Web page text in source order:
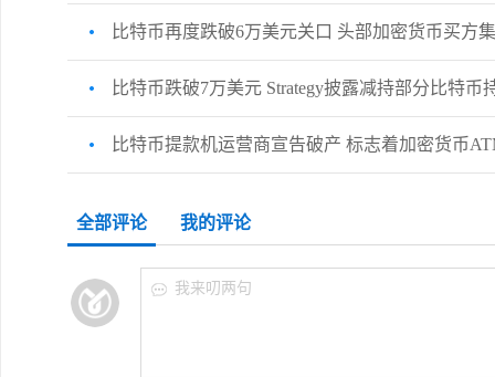
比特币再度跌破6万美元关口 头部加密货币买方
比特币跌破7万美元 Strategy披露减持部分比特币
比特币提款机运营商宣告破产 标志着加密货币
全部评论 我的评论
我来叨两句